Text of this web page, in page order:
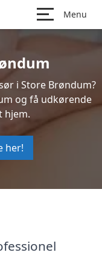
Menu
i Store Brøndum?
og få udkørende
hjem.
her!